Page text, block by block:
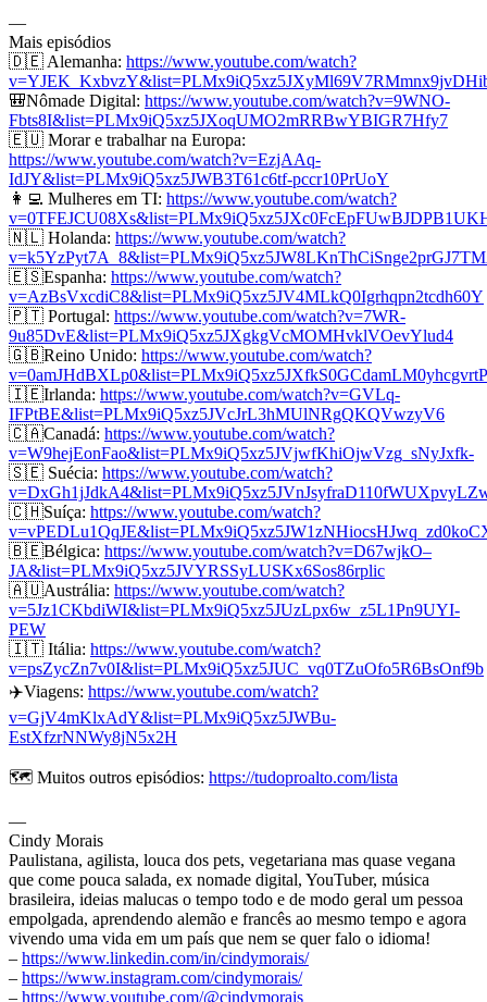
—
Mais episódios
🇩🇪 Alemanha: https://www.youtube.com/watch?
🎒Nômade Digital: https://www.youtube.com/watch?v=9WNO-
Fbts8I&list=PLMx9iQ5xz5JXoqUMO2mRRBwYBIGR7Hfy7
🇪🇺 Morar e trabalhar na Europa:
https://www.youtube.com/watch?v=EzjAAq-
IdJY&list=PLMx9iQ5xz5JWB3T61c6tf-pccr10PrUoY
👩‍💻 Mulheres em TI: https://www.youtube.com/watch?
🇳🇱 Holanda: https://www.youtube.com/watch?
🇪🇸Espanha: https://www.youtube.com/watch?
v=AzBsVxcdiC8&list=PLMx9iQ5xz5JV4MLkQ0Igrhqpn2tcdh60Y
🇵🇹 Portugal: https://www.youtube.com/watch?v=7WR-
9u85DvE&list=PLMx9iQ5xz5JXgkgVcMOMHvklVOevYlud4
🇬🇧Reino Unido: https://www.youtube.com/watch?
🇮🇪Irlanda: https://www.youtube.com/watch?v=GVLq-
IFPtBE&list=PLMx9iQ5xz5JVcJrL3hMUlNRgQKQVwzyV6
🇨🇦Canadá: https://www.youtube.com/watch?
v=W9hejEonFao&list=PLMx9iQ5xz5JVjwfKhiOjwVzg_sNyJxfk-
🇸🇪 Suécia: https://www.youtube.com/watch?
🇨🇭Suíça: https://www.youtube.com/watch?
🇧🇪Bélgica: https://www.youtube.com/watch?v=D67wjkO–
JA&list=PLMx9iQ5xz5JVYRSSyLUSKx6Sos86rplic
🇦🇺Austrália: https://www.youtube.com/watch?
v=5Jz1CKbdiWI&list=PLMx9iQ5xz5JUzLpx6w_z5L1Pn9UYI-
PEW
🇮🇹 Itália: https://www.youtube.com/watch?
v=psZycZn7v0I&list=PLMx9iQ5xz5JUC_vq0TZuOfo5R6BsOnf9b
✈️Viagens: https://www.youtube.com/watch?
v=GjV4mKlxAdY&list=PLMx9iQ5xz5JWBu-
EstXfzrNNWy8jN5x2H
🗺️ Muitos outros episódios: https://tudoproalto.com/lista
—
Cindy Morais
Paulistana, agilista, louca dos pets, vegetariana mas quase vegana
que come pouca salada, ex nomade digital, YouTuber, música
brasileira, ideias malucas o tempo todo e de modo geral um pessoa
empolgada, aprendendo alemão e francês ao mesmo tempo e agora
vivendo uma vida em um país que nem se quer falo o idioma!
– https://www.linkedin.com/in/cindymorais/
– https://www.instagram.com/cindymorais/
– https://www.youtube.com/@cindymorais